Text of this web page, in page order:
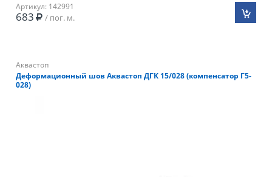
Артикул: 142991
683 / пог. м.
Аквастоп
Деформационный шов Аквастоп ДГК 15/028 (компенсатор Г5-
028)